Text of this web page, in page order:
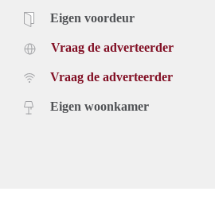
Eigen voordeur
Vraag de adverteerder
Vraag de adverteerder
Eigen woonkamer